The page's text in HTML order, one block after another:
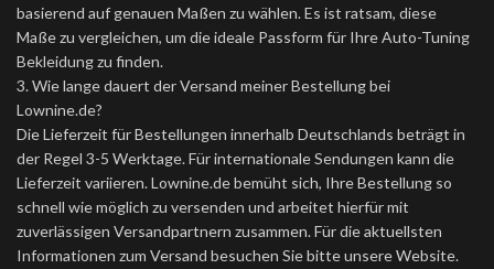
basierend auf genauen Maßen zu wählen. Es ist ratsam, diese
Maße zu vergleichen, um die ideale Passform für Ihre Auto-Tuning
Bekleidung zu finden.
3. Wie lange dauert der Versand meiner Bestellung bei
Lownine.de?
Die Lieferzeit für Bestellungen innerhalb Deutschlands beträgt in
der Regel 3-5 Werktage. Für internationale Sendungen kann die
Lieferzeit variieren. Lownine.de bemüht sich, Ihre Bestellung so
schnell wie möglich zu versenden und arbeitet hierfür mit
zuverlässigen Versandpartnern zusammen. Für die aktuellsten
Informationen zum Versand besuchen Sie bitte unsere Website.